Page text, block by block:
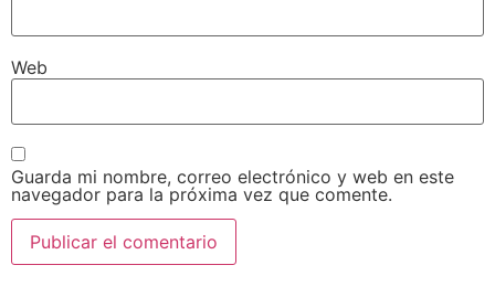
Web
Guarda mi nombre, correo electrónico y web en este
navegador para la próxima vez que comente.